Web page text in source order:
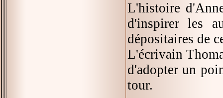
L'histoire
d'inspirer les
dépositaires de
L'écrivain
d'adopter un
tour.